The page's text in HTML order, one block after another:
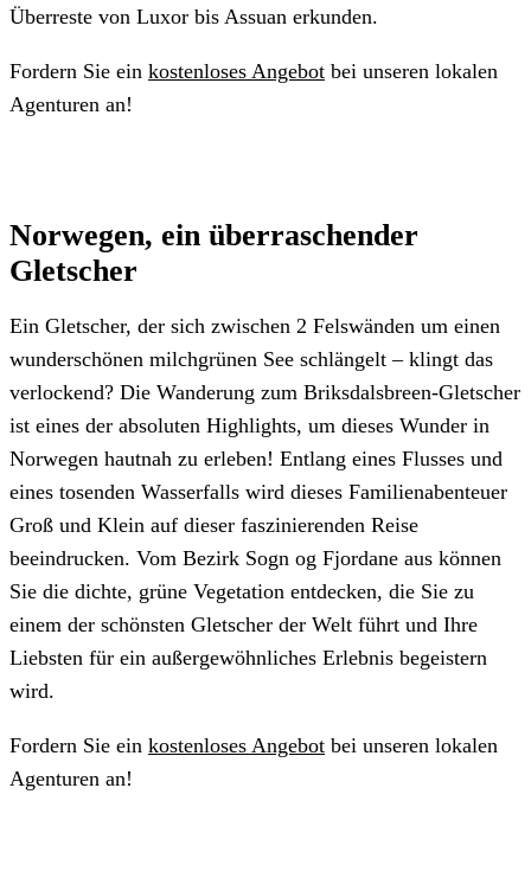
Überreste von Luxor bis Assuan erkunden.
Fordern Sie ein kostenloses Angebot bei unseren lokalen
Agenturen an!
Norwegen, ein überraschender
Gletscher
Ein Gletscher, der sich zwischen 2 Felswänden um einen
wunderschönen milchgrünen See schlängelt – klingt das
verlockend? Die Wanderung zum Briksdalsbreen-Gletscher
ist eines der absoluten Highlights, um dieses Wunder in
Norwegen hautnah zu erleben! Entlang eines Flusses und
eines tosenden Wasserfalls wird dieses Familienabenteuer
Groß und Klein auf dieser faszinierenden Reise
beeindrucken. Vom Bezirk Sogn og Fjordane aus können
Sie die dichte, grüne Vegetation entdecken, die Sie zu
einem der schönsten Gletscher der Welt führt und Ihre
Liebsten für ein außergewöhnliches Erlebnis begeistern
wird.
Fordern Sie ein kostenloses Angebot bei unseren lokalen
Agenturen an!